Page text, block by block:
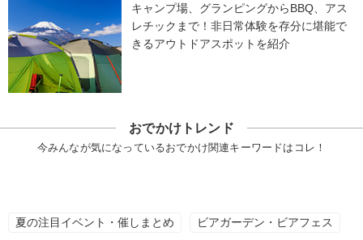
キャンプ場、グランピングからBBQ、アス
レチックまで！非日常体験を存分に堪能で
きるアウトドアスポットを紹介
おでかけトレンド
今みんなが気になっているおでかけ関連キーワードはコレ！
夏の注目イベント・催しまとめ ビアガーデン・ビアフェス